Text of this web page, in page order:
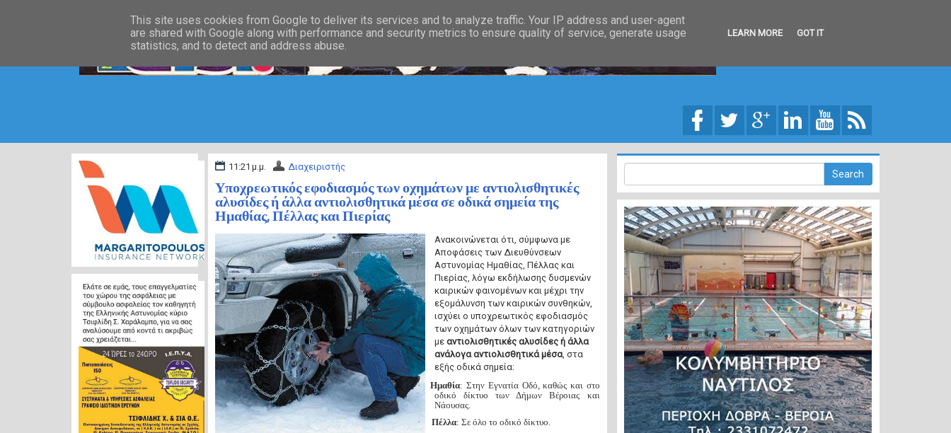
11:21 μ.μ. Διαχειριστής
Υποχρεωτικός εφοδιασμός των οχημάτων με αντιολισθητικές
αλυσίδες ή άλλα αντιολισθητικά μέσα σε οδικά σημεία της
Ημαθίας, Πέλλας και Πιερίας
Ανακοινώνεται ότι, σύμφωνα με
Αποφάσεις των Διευθύνσεων
Αστυνομίας Ημαθίας, Πέλλας και
Πιερίας, λόγω εκδήλωσης δυσμενών
καιρικών φαινομένων και μέχρι την
εξομάλυνση των καιρικών συνθηκών,
ισχύει ο υποχρεωτικός εφοδιασμός
των οχημάτων όλων των κατηγοριών
με αντιολισθητικές αλυσίδες ή άλλα
ανάλογα αντιολισθητικά μέσα, στα
εξής οδικά σημεία:
·
Ημαθία: Στην Εγνατία Οδό, καθώς και στο
οδικό δίκτυο των Δήμων Βέροιας και
Νάουσας.
·
Πέλλα: Σε όλο το οδικό δίκτυο.
This site uses cookies from Google to deliver its services and to analyze traffic. Your IP address and user-agent
are shared with Google along with performance and security metrics to ensure quality of service, generate usage
statistics, and to detect and address abuse.
LEARN MORE GOT IT